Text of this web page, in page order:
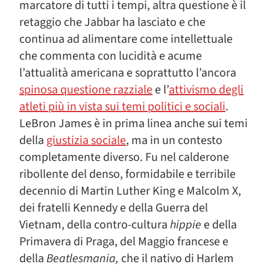
marcatore di tutti i tempi, altra questione è il
retaggio che Jabbar ha lasciato e che
continua ad alimentare come intellettuale
che commenta con lucidità e acume
l’attualità americana e soprattutto l’ancora
spinosa questione razzialee l’attivismo degli
atleti più in vista sui temi politici e sociali.
LeBron James è in prima linea anche sui temi
della giustizia sociale, ma in un contesto
completamente diverso. Fu nel calderone
ribollente del denso, formidabile e terribile
decennio di Martin Luther King e Malcolm X,
dei fratelli Kennedy e della Guerra del
Vietnam, della contro-culturahippie e della
Primavera di Praga, del Maggio francese e
dellaBeatlesmania, che il nativo di Harlem